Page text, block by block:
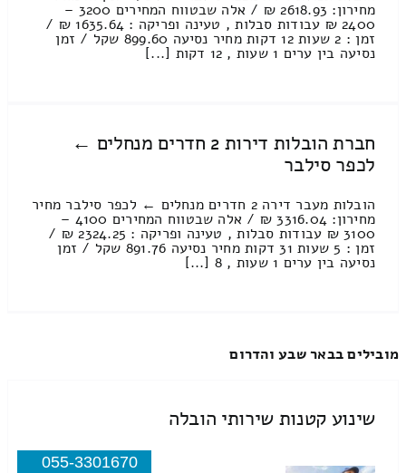
מחירון: 2618.93 ₪ / אלה שבטווח המחירים 3200 –
2400 ₪ עבודות סבלות , טעינה ופריקה : 1635.64 ₪ /
זמן : 2 שעות 12 דקות מחיר נסיעה 899.60 שקל / זמן
נסיעה בין ערים 1 שעות , 12 דקות [...]
חברת הובלות דירות 2 חדרים מנחלים ←
לכפר סילבר
הובלות מעבר דירה 2 חדרים מנחלים ← לכפר סילבר מחיר
מחירון: 3316.04 ₪ / אלה שבטווח המחירים 4100 –
3100 ₪ עבודות סבלות , טעינה ופריקה : 2324.25 ₪ /
זמן : 5 שעות 31 דקות מחיר נסיעה 891.76 שקל / זמן
נסיעה בין ערים 1 שעות , 8 [...]
מובילים בבאר שבע והדרום
שינוע קטנות שירותי הובלה
055-3301670